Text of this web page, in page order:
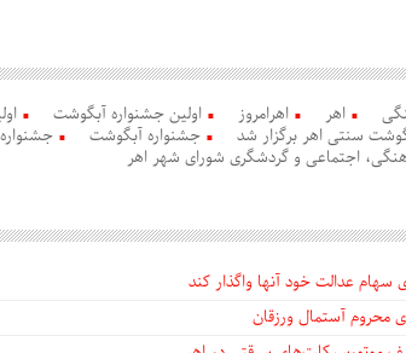
اهر اهرامروز اولین جشنواره آبگوشت
سنتی اهر برگزار شد جشنواره آبگوشت
اجتماعی و گردشگری شورای شهر اهر
سهام عدالت خود آنها واگذار کند
محروم آستمال ورزقان